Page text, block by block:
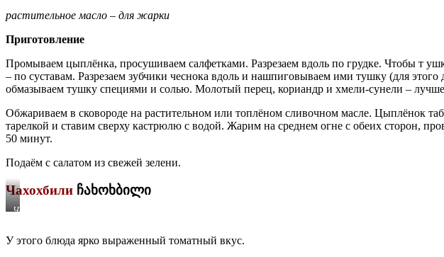
растительное масло – для жарки
Приготовление
Промываем цыплёнка, просуши­ваем салфетками. Разрезаем вдоль по грудке. Чтобы т
– по суставам. Разрезаем зубчики чеснока вдоль и на­шпиговываем ими тушку (для
обмазываем тушку спец­иями и солью. Молотый перец, кориандр и хмели-сунели –
Обжариваем в сковороде на расти­тельном или топлёном сливочном масле. Цыплёнок
тарел­кой и ставим сверху кастрюлю с водой. Жарим на среднем огне с обеих сторон,
50 минут.
Подаём с салатом из свежей зелени.
Чахохбили ჩახოხბილი
Чахохбили
У этого блюда ярко выраженный то­матный вкус.